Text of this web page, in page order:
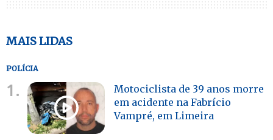
MAIS LIDAS
POLÍCIA
1.
Motociclista de 39 anos morre
em acidente na Fabrício
Vampré, em Limeira